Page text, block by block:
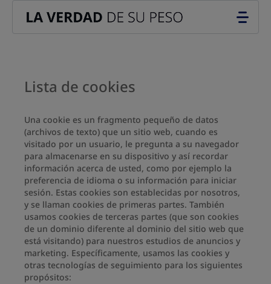
Lista de cookies
Una cookie es un fragmento pequeño de datos
(archivos de texto) que un sitio web, cuando es
visitado por un usuario, le pregunta a su navegador
para almacenarse en su dispositivo y así recordar
información acerca de usted, como por ejemplo la
preferencia de idioma o su información para iniciar
sesión. Estas cookies son establecidas por nosotros,
y se llaman cookies de primeras partes. También
usamos cookies de terceras partes (que son cookies
de un dominio diferente al dominio del sitio web que
está visitando) para nuestros estudios de anuncios y
marketing. Específicamente, usamos las cookies y
otras tecnologías de seguimiento para los siguientes
propósitos: